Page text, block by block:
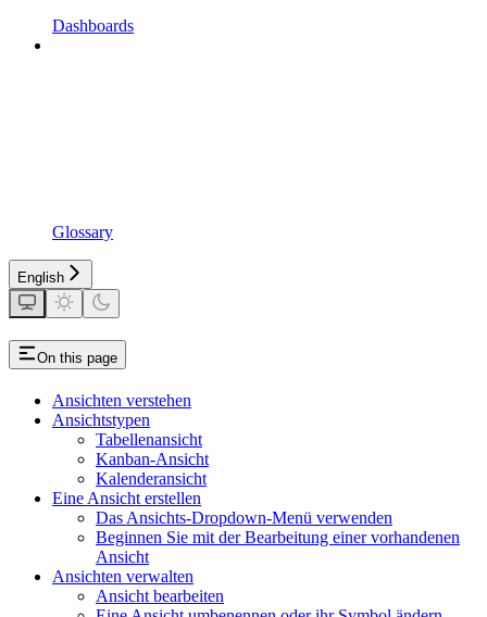
Dashboards
Glossary
English
On this page
Ansichten verstehen
Ansichtstypen
Tabellenansicht
Kanban-Ansicht
Kalenderansicht
Eine Ansicht erstellen
Das Ansichts-Dropdown-Menü verwenden
Beginnen Sie mit der Bearbeitung einer vorhandenen
Ansicht
Ansichten verwalten
Ansicht bearbeiten